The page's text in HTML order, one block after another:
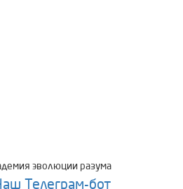
эволюции разума
Телеграм-бот